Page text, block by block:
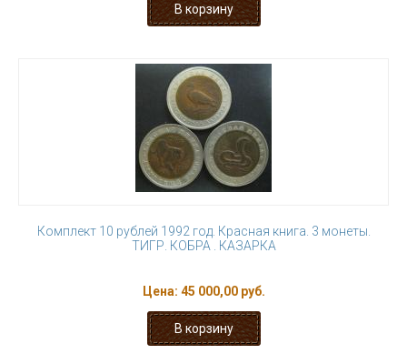
Комплект 10 рублей 1992 год. Красная книга. 3 монеты.
ТИГР. КОБРА . КАЗАРКА
Цена: 45 000,00 руб.